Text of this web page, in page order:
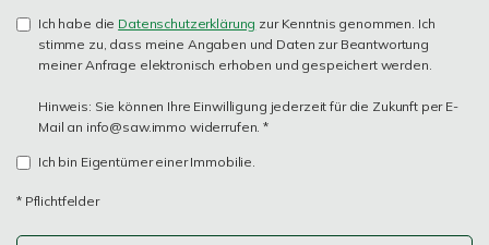
Ich habe die Datenschutzerklärung zur Kenntnis genommen. Ich
stimme zu, dass meine Angaben und Daten zur Beantwortung
meiner Anfrage elektronisch erhoben und gespeichert werden.
Hinweis: Sie können Ihre Einwilligung jederzeit für die Zukunft per E-
Mail an info@saw.immo widerrufen. *
Ich bin Eigentümer einer Immobilie.
* Pflichtfelder